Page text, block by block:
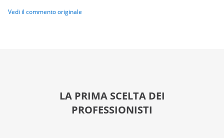
Vedi il commento originale
LA PRIMA SCELTA DEI
PROFESSIONISTI